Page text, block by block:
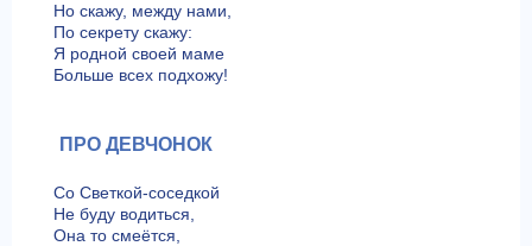
Но скажу, между нами,
По секрету скажу:
Я родной своей маме
Больше всех подхожу!
ПРО ДЕВЧОНОК
Со Светкой-соседкой
Не буду водиться,
Она то смеётся,